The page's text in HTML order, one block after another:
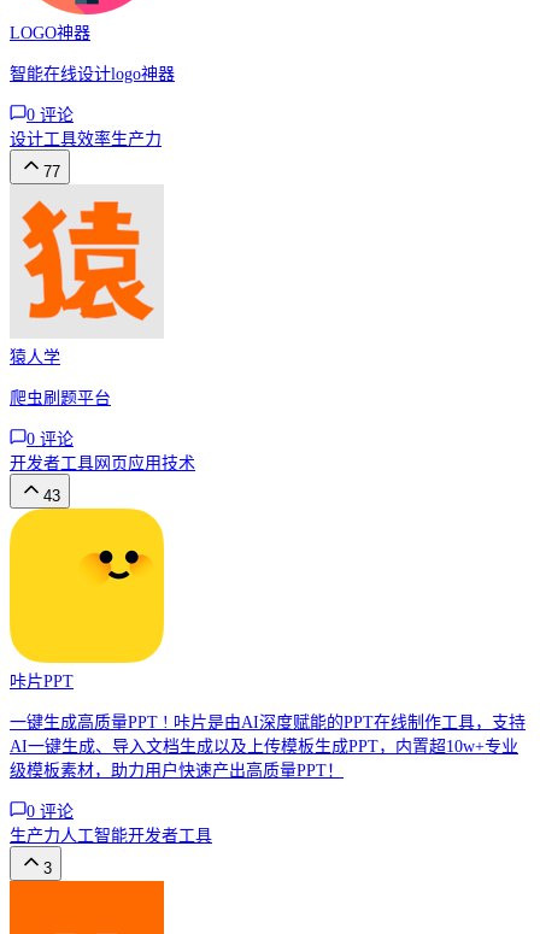
LOGO神器
智能在线设计logo神器
0 评论
设计工具效率生产力
77
猿人学
爬虫刷题平台
0 评论
开发者工具网页应用技术
43
咔片PPT
一键生成高质量PPT ! 咔片是由AI深度赋能的PPT在线制作工具，支持
AI一键生成、导入文档生成以及上传模板生成PPT，内置超10w+专业
级模板素材，助力用户快速产出高质量PPT！
0 评论
生产力人工智能开发者工具
3